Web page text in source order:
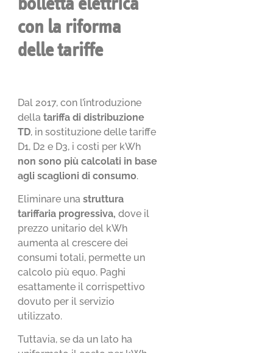
bolletta elettrica
con la riforma
delle tariffe
Dal 2017, con l’introduzione
della tariffa di distribuzione
TD, in sostituzione delle tariffe
D1, D2 e D3, i costi per kWh
non sono più calcolati in base
agli scaglioni di consumo.
Eliminare unastruttura
tariffaria progressiva, dove il
prezzo unitario del kWh
aumenta al crescere dei
consumi totali, permette un
calcolo più equo. Paghi
esattamente il corrispettivo
dovuto per il servizio
utilizzato.
Tuttavia, se da un lato ha